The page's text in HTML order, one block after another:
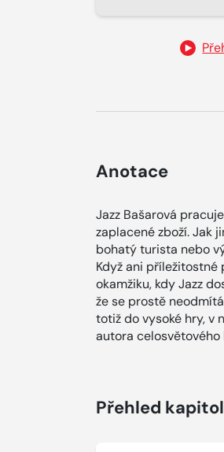
Anotace
Jazz Bašarová
zaplacené zboží. Jak
bohatý turista nebo
Když ani příležitostné
okamžiku, kdy Jazz
že se prostě
totiž do vysoké hry, v
autora
Přehled kapitol